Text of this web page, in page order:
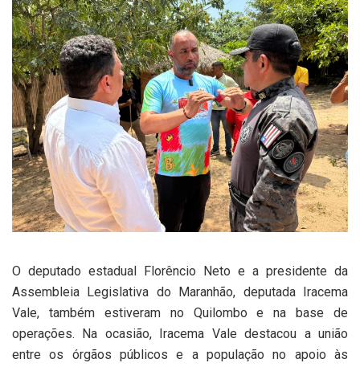
O deputado estadual Florêncio Neto e a presidente da
Assembleia Legislativa do Maranhão, deputada Iracema
Vale, também estiveram no Quilombo e na base de
operações. Na ocasião, Iracema Vale destacou a união
entre os órgãos públicos e a população no apoio às